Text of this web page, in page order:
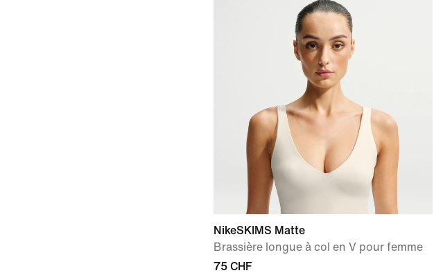
NikeSKIMS Matte
Brassière longue à col en V pour femme
75 CHF